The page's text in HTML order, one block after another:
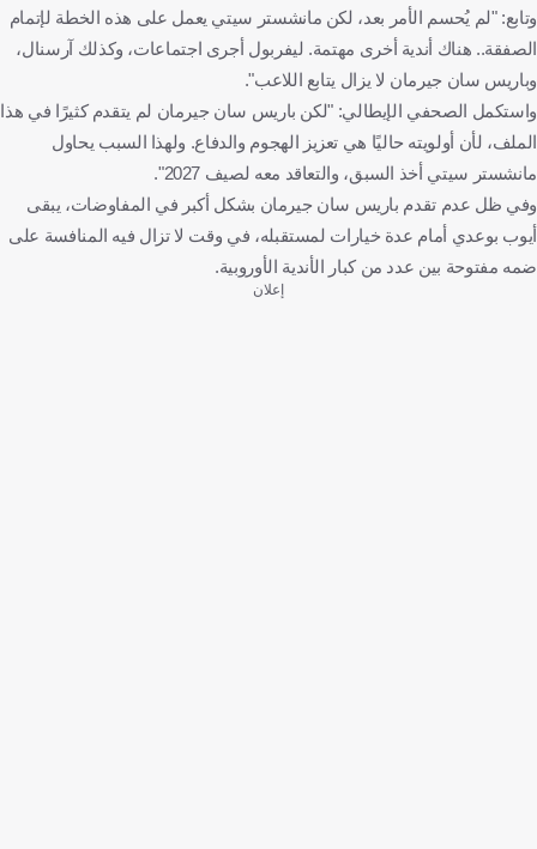
وتابع: "لم يُحسم الأمر بعد، لكن مانشستر سيتي يعمل على هذه الخطة لإتمام
الصفقة.. هناك أندية أخرى مهتمة. ليفربول أجرى اجتماعات، وكذلك آرسنال،
وباريس سان جيرمان لا يزال يتابع اللاعب".
واستكمل الصحفي الإيطالي: "لكن باريس سان جيرمان لم يتقدم كثيرًا في هذا
الملف، لأن أولويته حاليًا هي تعزيز الهجوم والدفاع. ولهذا السبب يحاول
مانشستر سيتي أخذ السبق، والتعاقد معه لصيف 2027".
وفي ظل عدم تقدم باريس سان جيرمان بشكل أكبر في المفاوضات، يبقى
أيوب بوعدي أمام عدة خيارات لمستقبله، في وقت لا تزال فيه المنافسة على
ضمه مفتوحة بين عدد من كبار الأندية الأوروبية.
إعلان